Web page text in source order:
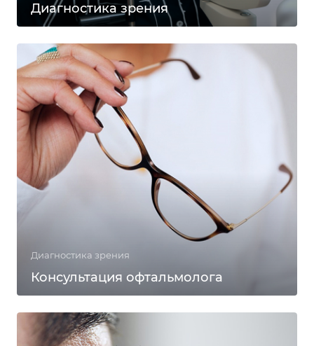
Диагностика зрения
Диагностика зрения
Консультация офтальмолога